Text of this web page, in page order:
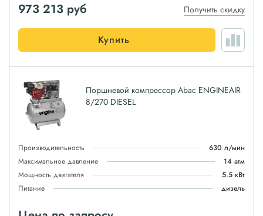
973 213 руб Получить скидку
Купить
Поршневой компрессор Abac ENGINEAIR
8/270 DIESEL
Производительность
630 л/мин
Максимальное давление
14 атм
Мощность двигателя
5.5 кВт
Питание
дизель